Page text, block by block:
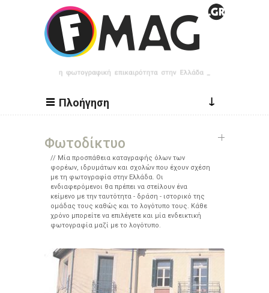
Παράκαμψη προς το κυρίως περιεχόμενο
Πλοήγηση ↓
Φωτοδίκτυο
Μία προσπάθεια καταγραφής όλων των
φορέων, ιδρυμάτων και σχολών που έχουν σχέση
με τη φωτογραφία στην Ελλάδα. Οι
ενδιαφερόμενοι θα πρέπει να στείλουν ένα
κείμενο με την ταυτότητα - δράση - ιστορικό της
ομάδας τους καθώς και το λογότυπο τους. Κάθε
χρόνο μπορείτε να επιλέγετε και μία ενδεικτική
φωτογραφία μαζί με το λογότυπο.